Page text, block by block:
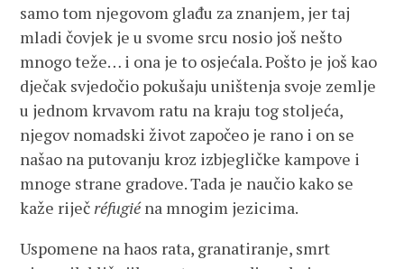
samo tom njegovom glađu za znanjem, jer taj
mladi čovjek je u svome srcu nosio još nešto
mnogo teže… i ona je to osjećala. Pošto je još kao
dječak svjedočio pokušaju uništenja svoje zemlje
u jednom krvavom ratu na kraju tog stoljeća,
njegov nomadski život započeo je rano i on se
našao na putovanju kroz izbjegličke kampove i
mnoge strane gradove. Tada je naučio kako se
kaže riječ réfugiéna mnogim jezicima.
Uspomene na haos rata, granatiranje, smrt